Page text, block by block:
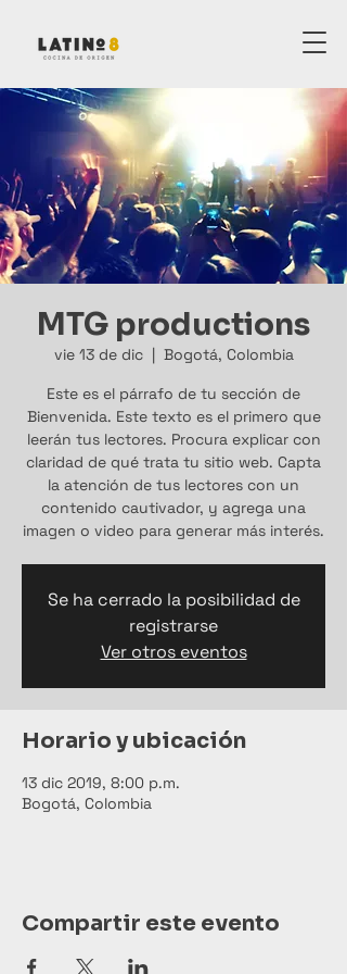
MTG productions
vie 13 de dic
  |
Bogotá, Colombia
Este es el párrafo de tu sección de
Bienvenida. Este texto es el primero que
leerán tus lectores. Procura explicar con
claridad de qué trata tu sitio web. Capta
la atención de tus lectores con un
contenido cautivador, y agrega una
imagen o video para generar más interés.
Se ha cerrado la posibilidad de
registrarse
Ver otros eventos
Horario y ubicación
13 dic 2019, 8:00 p.m.
Bogotá, Colombia
Compartir este evento